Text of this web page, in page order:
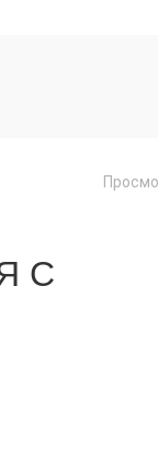
С